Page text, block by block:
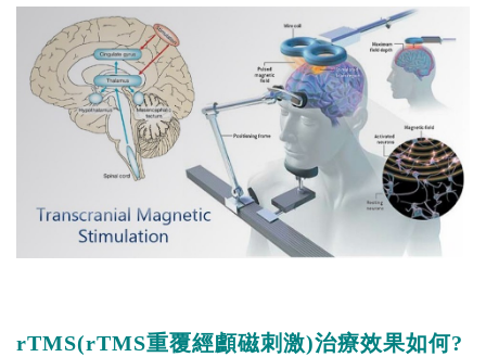
rTMS(rTMS重覆經顱磁刺激)治療效果如何?